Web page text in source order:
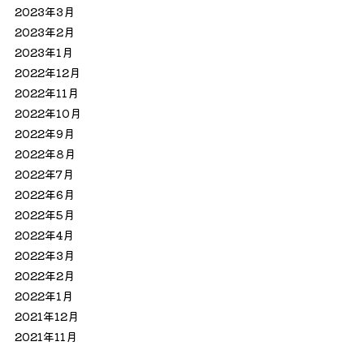
2023年3月
2023年2月
2023年1月
2022年12月
2022年11月
2022年10月
2022年9月
2022年8月
2022年7月
2022年6月
2022年5月
2022年4月
2022年3月
2022年2月
2022年1月
2021年12月
2021年11月